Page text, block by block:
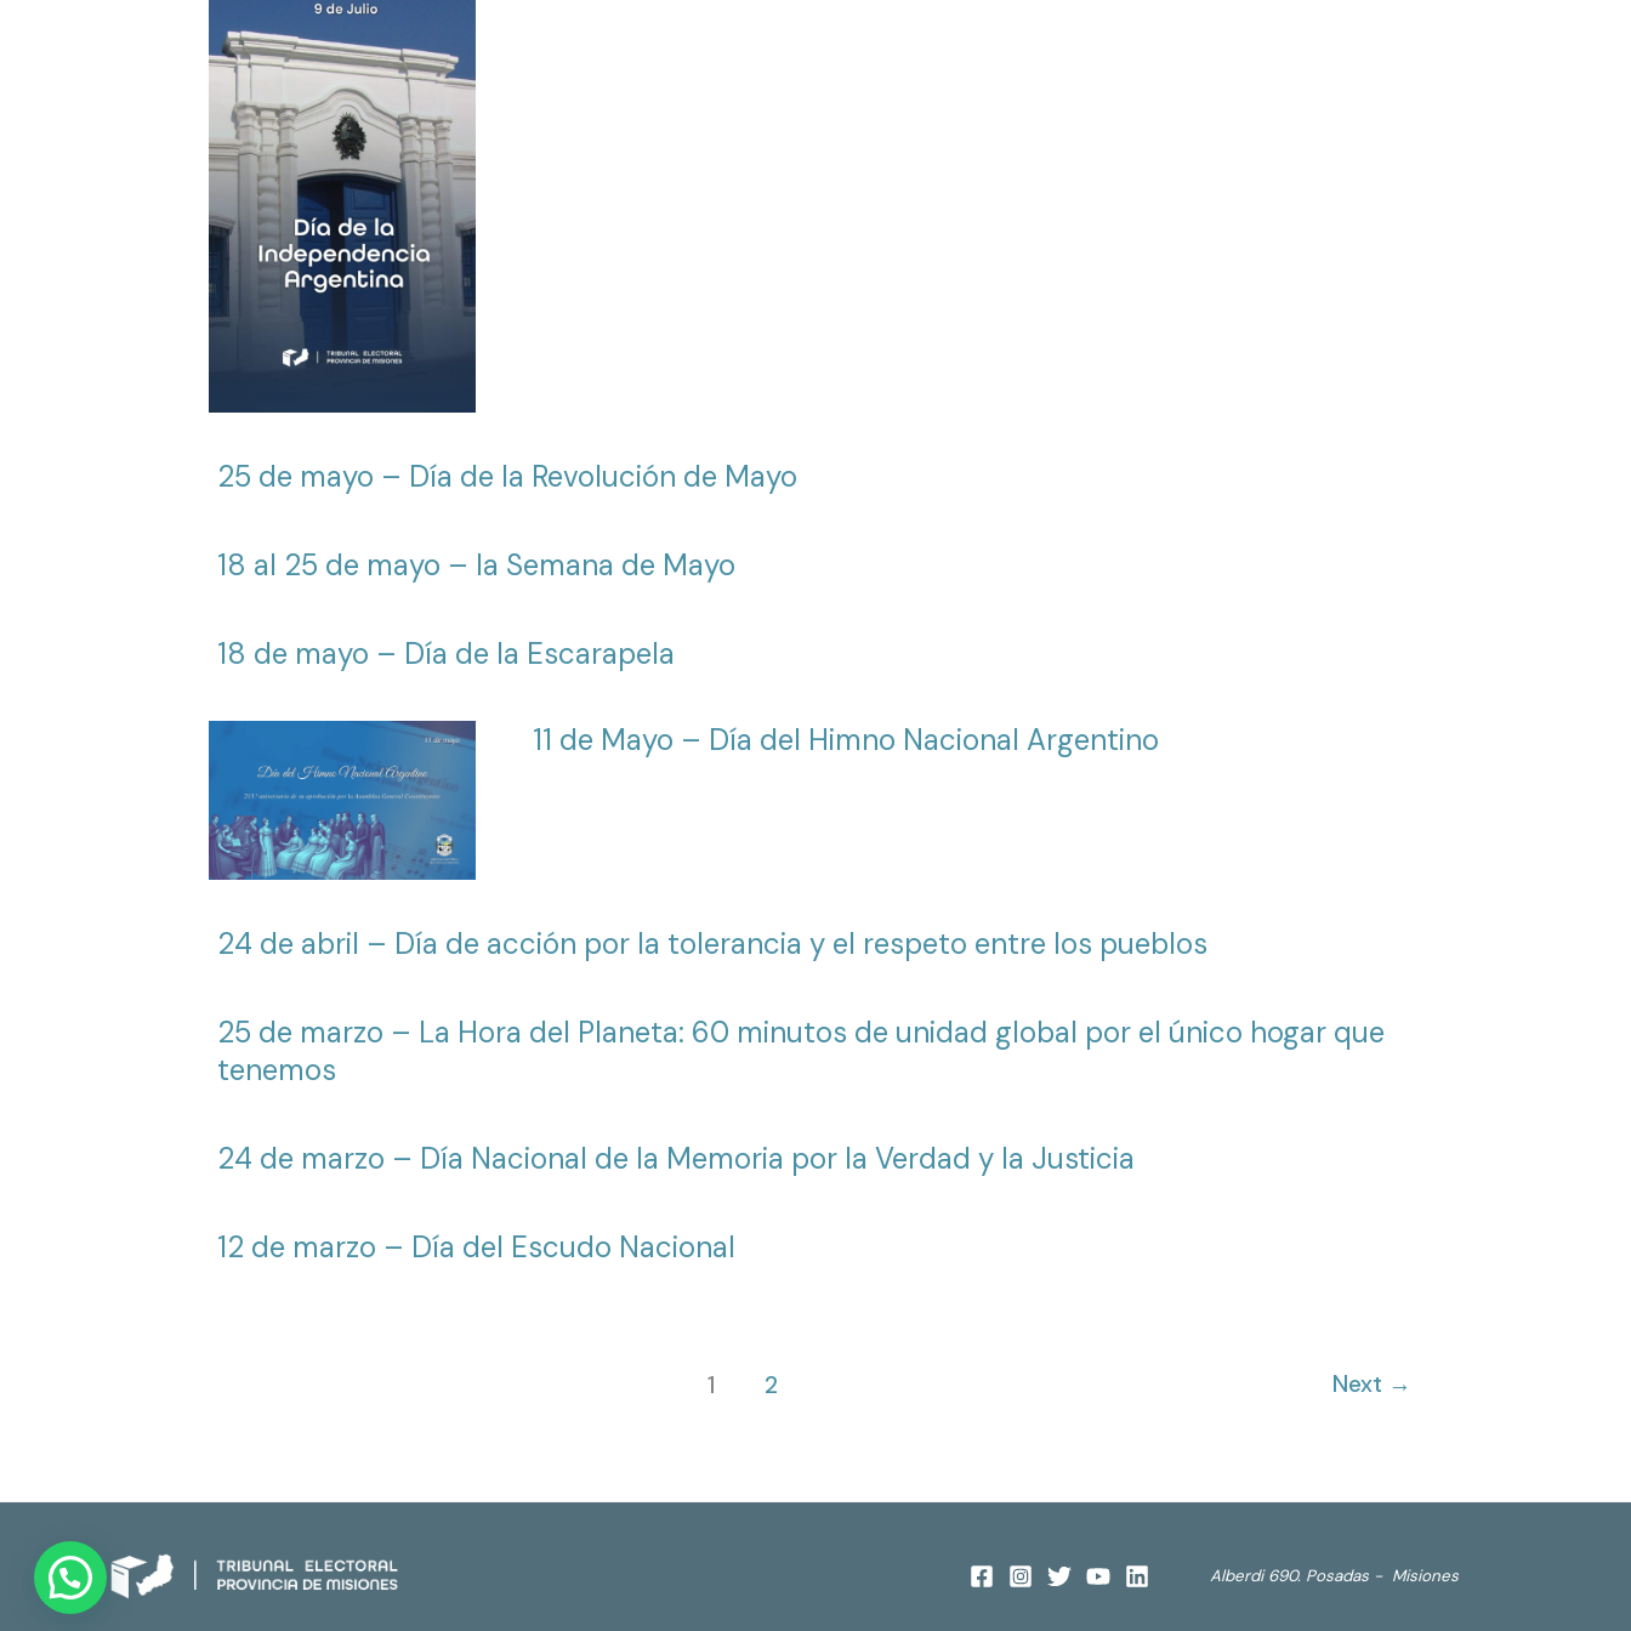
25 de mayo – Día de la Revolución de Mayo
18 al 25 de mayo – la Semana de Mayo
18 de mayo – Día de la Escarapela
11 de Mayo – Día del Himno Nacional Argentino
24 de abril – Día de acción por la tolerancia y el respeto entre los pueblos
25 de marzo – La Hora del Planeta: 60 minutos de unidad global por el único hogar que
tenemos
24 de marzo – Día Nacional de la Memoria por la Verdad y la Justicia
12 de marzo – Día del Escudo Nacional
1 2 Next →
Alberdi 690. Posadas - Misiones